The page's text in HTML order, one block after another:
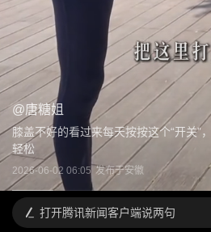
@唐糖姐
膝盖不好的看过来每天按按这个“开关”
轻松
2026-06-02 06:05 发布于安徽
打开腾讯新闻客户端说两句